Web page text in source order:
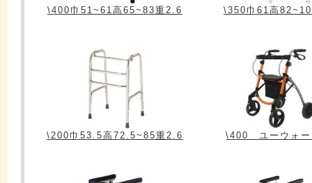
\400巾51~61高65~83重2.6 \350巾61高
\200巾53.5高72.5~85重2.6 \400 ユーウォー